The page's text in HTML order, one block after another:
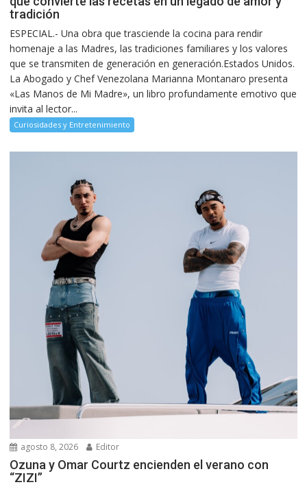
tradición
ESPECIAL.- Una obra que trasciende la cocina para rendir
homenaje a las Madres, las tradiciones familiares y los valores
que se transmiten de generación en generación.Estados Unidos.
La Abogado y Chef Venezolana Marianna Montanaro presenta
«Las Manos de Mi Madre», un libro profundamente emotivo que
invita al lector...
Curiosidades y Entretenimiento
agosto 8, 2026 Editor
Ozuna y Omar Courtz encienden el verano con
“ZIZI”